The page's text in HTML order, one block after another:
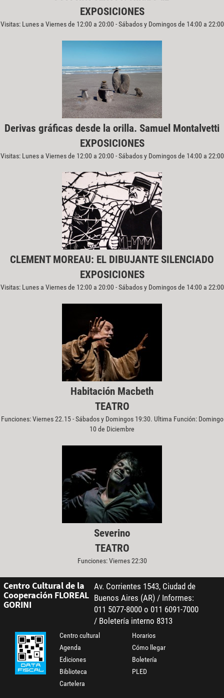
EXPOSICIONES
Visitas: Lunes a Viernes de 12:00 a 20:00 - Sábados y Domingos de 14:00 a 22:00
Derivas gráficas desde la orilla. Samuel Montalvetti
EXPOSICIONES
Visitas: Lunes a Viernes de 12:00 a 20:00 - Sábados y Domingos de 14:00 a 22:00
CLEMENT MOREAU: EL DIBUJANTE SILENCIADO
EXPOSICIONES
Visitas: Lunes a Viernes de 12:00 a 20:00 - Sábados y Domingos de 14:00 a 22:00
Habitación Macbeth
TEATRO
Funciones: Viernes 22.15 - Sábados y Domingos 19:30. Ultima Función: Domingo
10 de Diciembre
Severino
TEATRO
Funciones: Viernes 22:30
Centro Cultural de la
Cooperación FLOREAL
GORINI
Av. Corrientes 1543, Ciudad de
Buenos Aires (AR) / Informes:
011 5077-8000 o 011 6091-7000
/ Boletería interno 8313
Centro cultural
Agenda
Ediciones
Biblioteca
Cartelera
Horarios
Cómo llegar
Boletería
PLED